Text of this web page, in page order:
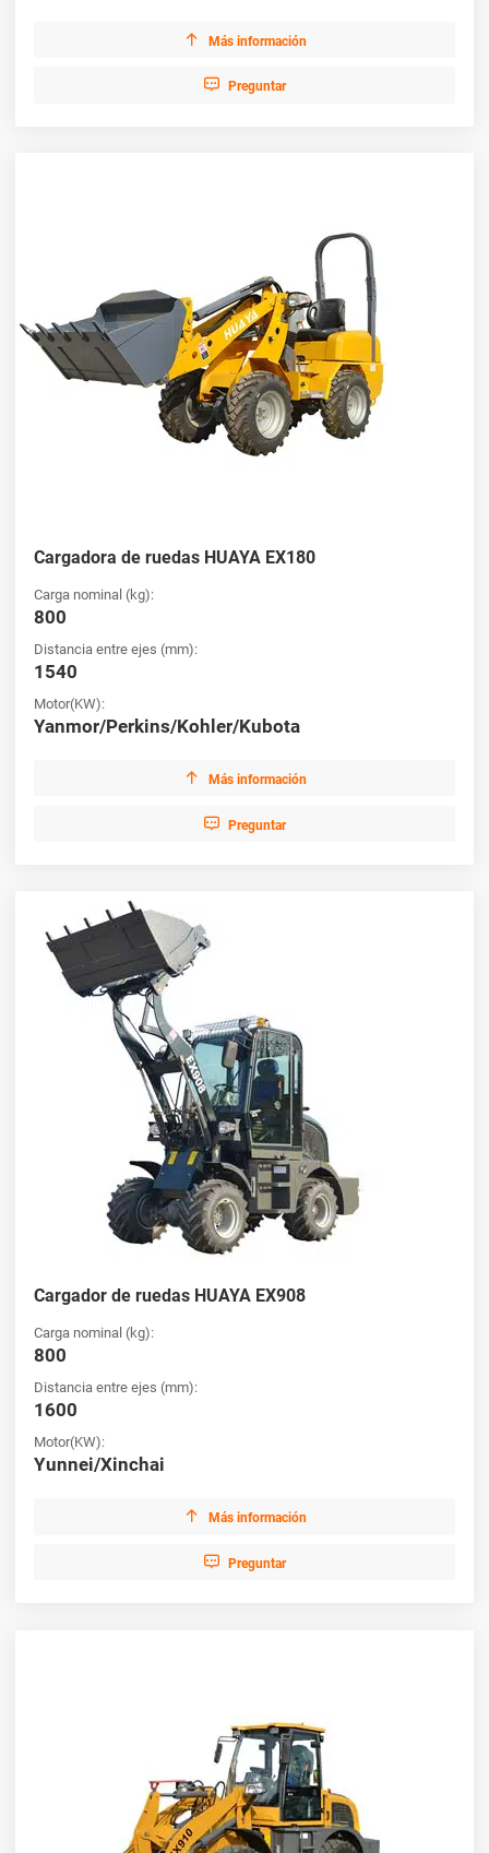
 Más información
 Preguntar
Cargadora de ruedas HUAYA EX180
Carga nominal (kg):
800
Distancia entre ejes (mm):
1540
Motor(KW):
Yanmor/Perkins/Kohler/Kubota
 Más información
 Preguntar
Cargador de ruedas HUAYA EX908
Carga nominal (kg):
800
Distancia entre ejes (mm):
1600
Motor(KW):
Yunnei/Xinchai
 Más información
 Preguntar